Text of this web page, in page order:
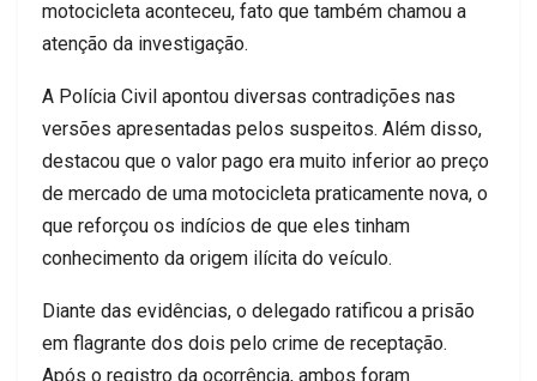
motocicleta aconteceu, fato que também chamou a
atenção da investigação.
A Polícia Civil apontou diversas contradições nas
versões apresentadas pelos suspeitos. Além disso,
destacou que o valor pago era muito inferior ao preço
de mercado de uma motocicleta praticamente nova, o
que reforçou os indícios de que eles tinham
conhecimento da origem ilícita do veículo.
Diante das evidências, o delegado ratificou a prisão
em flagrante dos dois pelo crime de receptação.
Após o registro da ocorrência, ambos foram